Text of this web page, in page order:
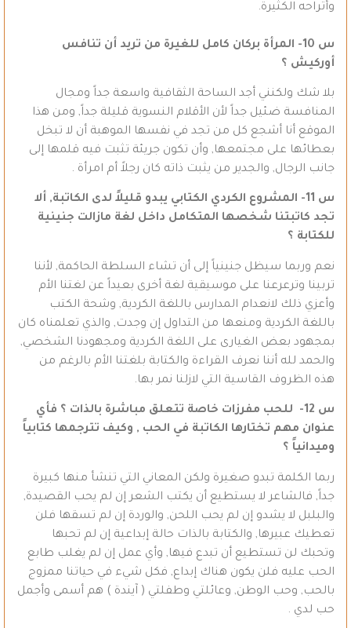
وأتراحه الكثيرة.
س 10- المرأة بركان كامل للغيرة من تريد أن تنافس
أوركيش ؟
بلا شك ولكنني أجد الساحة الثقافية واسعة جداً ومجال
المنافسة ضئيل جداً لأن الأقلام النسوية قليلة جداً, ومن هذا
الموقع أنا أشجع كل من تجد في نفسها الموهبة أن لا تبخل
بعطائها على مجتمعها, وأن تكون جريئة تثبت فيه قلمها إلى
جانب الرجال, والجدير من يثبت ذاته كان رجلاً أم امرأة .
س 11- المشروع الكردي الكتابي يبدو قليلاً لدى الكاتبة,
ألا
تجد كاتبتنا شخصها المتكامل داخل لغة مازالت جنينية
للكتابة ؟
نعم وربما سيظل جنينياً إلى أن تشاء السلطة الحاكمة, لأننا
تربينا وترعرعنا على موسيقية لغة أخرى بعيداً عن لغتنا الأم
وأعزي ذلك لانعدام المدارس باللغة الكردية, وشحة الكتب
باللغة الكردية ومنعها من التداول إن وجدت, والذي تعلمناه كان
بمجهود بعض الغيارى على اللغة الكردية ومجهودنا الشخصي,
والحمد لله أننا نعرف القراءة والكتابة بلغتنا الأم بالرغم من
هذه الظروف القاسية التي لازلنا نمر بها.
س 12- للحب مفرزات خاصة تتعلق مباشرة بالذات ؟ فأي
عنوان مهم تختارها الكاتبة في الحب , وكيف تترجمها كتابياً
وميدانياً ؟
ربما الكلمة تبدو صغيرة ولكن المعاني التي تنشأ منها كبيرة
جداً, فالشاعر لا يستطيع أن يكتب الشعر إن لم يحب القصيدة,
والبلبل لا يشدو إن لم يحب اللحن, والوردة إن لم تسقها فلن
تعطيك عبيرها, والكتابة بالذات حالة إبداعية إن لم تحبها
وتحبك لن تستطيع أن تبدع فيها, وأي عمل إن لم يغلب طابع
الحب عليه فلن يكون هناك إبداع, فكل شيء في حياتنا ممزوج
بالحب, وحب الوطن, وعائلتي وطفلتي ( آيندة ) هم أسمى وأجمل
حب لدي .